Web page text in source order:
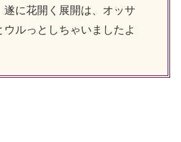
遂に花開く展開は、オッサ
ウルっとしちゃいましたよ